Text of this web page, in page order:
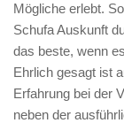
Mögliche erlebt.
Schufa Auskunft
das beste, wenn
Ehrlich gesagt ist
Erfahrung bei der
neben der